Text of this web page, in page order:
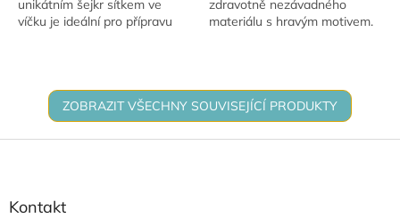
unikátním šejkr sítkem ve
víčku je ideální pro přípravu
zdravotně nezávadného
materiálu s hravým motivem.
ZOBRAZIT VŠECHNY SOUVISEJÍCÍ PRODUKTY
Z
Kontakt